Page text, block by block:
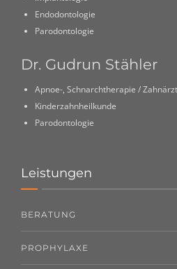
Endodontologie
Parodontologie
Dr. Gudrun Stähler
Apnoe-, Schnarchtherapie /
Kinderzahnheilkunde
Parodontologie
Leistungen
BERATUNG
PROPHYLAXE